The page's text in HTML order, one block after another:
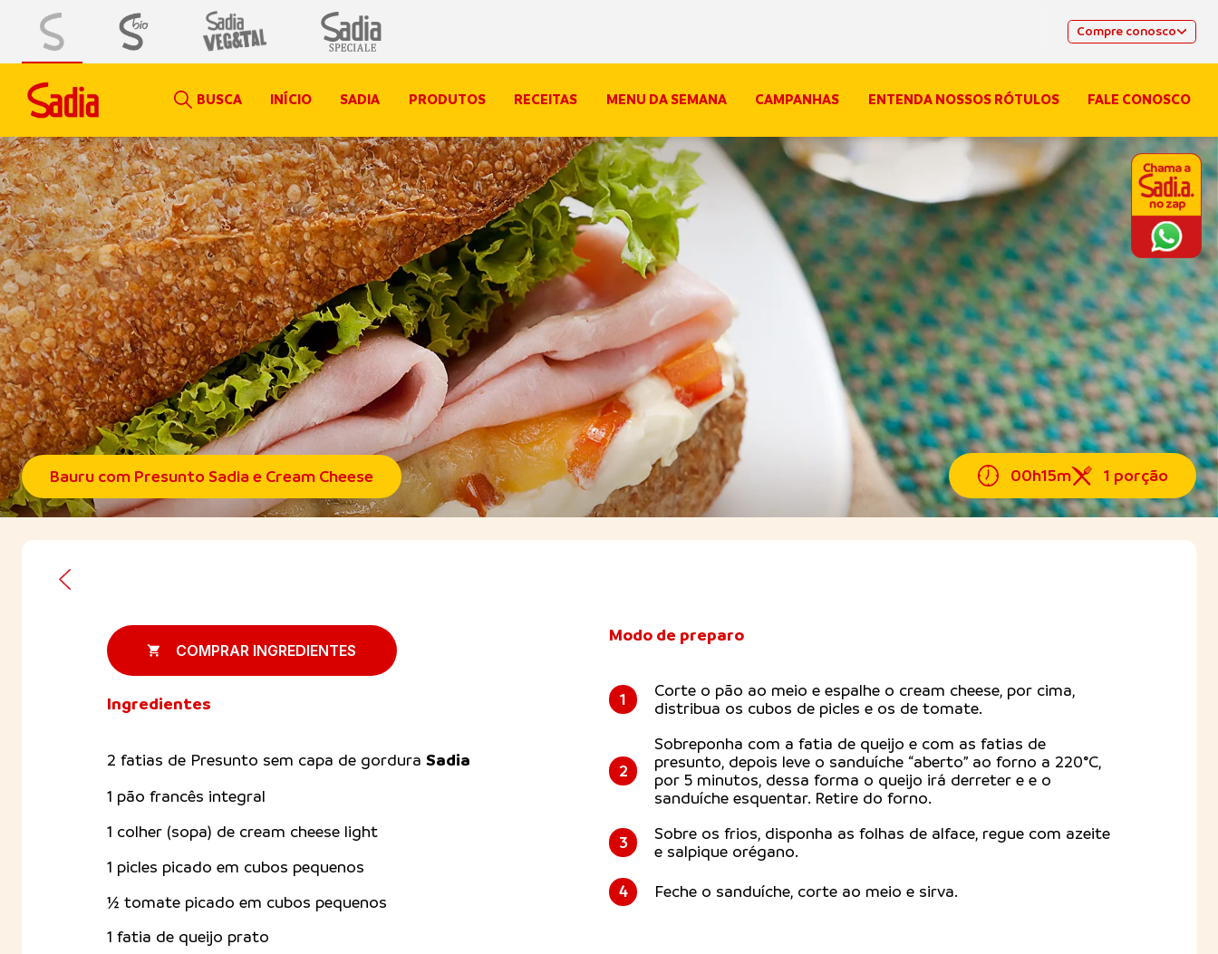
Compre conosco
BUSCA INÍCIO SADIA PRODUTOS RECEITAS MENU DA SEMANA CAMPANHAS ENTENDA NOSSOS RÓTULOS FALE CONOSCO
Bauru com Presunto Sadia e Cream Cheese 00h15m 1 porção
COMPRAR INGREDIENTES
Ingredientes
2 fatias de Presunto sem capa de gordura Sadia
1 pão francês integral
1 colher (sopa) de cream cheese light
1 picles picado em cubos pequenos
½ tomate picado em cubos pequenos
1 fatia de queijo prato
Modo de preparo
1
Corte o pão ao meio e espalhe o cream cheese, por cima,
distribua os cubos de picles e os de tomate.
2
Sobreponha com a fatia de queijo e com as fatias de
presunto, depois leve o sanduíche “aberto” ao forno a 220°C,
por 5 minutos, dessa forma o queijo irá derreter e e o
sanduíche esquentar. Retire do forno.
3
Sobre os frios, disponha as folhas de alface, regue com azeite
e salpique orégano.
4 Feche o sanduíche, corte ao meio e sirva.